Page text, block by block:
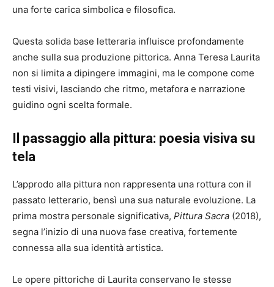
una forte carica simbolica e filosofica.
Questa solida base letteraria influisce profondamente
anche sulla sua produzione pittorica. Anna Teresa Laurita
non si limita a dipingere immagini, ma le compone come
testi visivi, lasciando che ritmo, metafora e narrazione
guidino ogni scelta formale.
Il passaggio alla pittura: poesia visiva su
tela
L’approdo alla pittura non rappresenta una rottura con il
passato letterario, bensì una sua naturale evoluzione. La
prima mostra personale significativa, Pittura Sacra (2018),
segna l’inizio di una nuova fase creativa, fortemente
connessa alla sua identità artistica.
Le opere pittoriche di Laurita conservano le stesse